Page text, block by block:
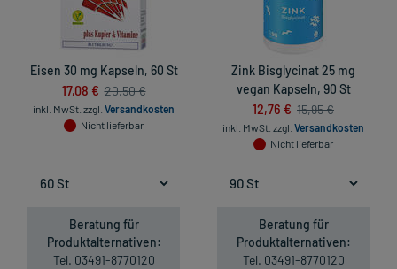
Eisen 30 mg Kapseln, 60 St
17,08 € 20,50 €
inkl. MwSt. zzgl. Versandkosten
Nicht lieferbar
Beratung für
Produktalternativen:
Tel. 03491-8770120
Zink Bisglycinat 25 mg
vegan Kapseln, 90 St
12,76 € 15,95 €
inkl. MwSt. zzgl. Versandkosten
Nicht lieferbar
Beratung für
Produktalternativen:
Tel. 03491-8770120